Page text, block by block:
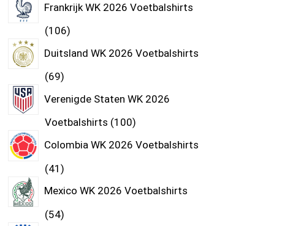
Frankrijk WK 2026 Voetbalshirts
106
Duitsland WK 2026 Voetbalshirts
69
Verenigde Staten WK 2026
Voetbalshirts 100
Colombia WK 2026 Voetbalshirts
41
Mexico WK 2026 Voetbalshirts
54